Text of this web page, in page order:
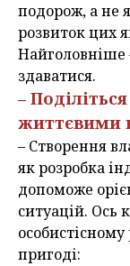
подорож, а не
розвиток цих
Найголовніше
здаватися.
–
життєвими
– Створення
як розробка
допоможе
ситуацій. Ось
пригоді: